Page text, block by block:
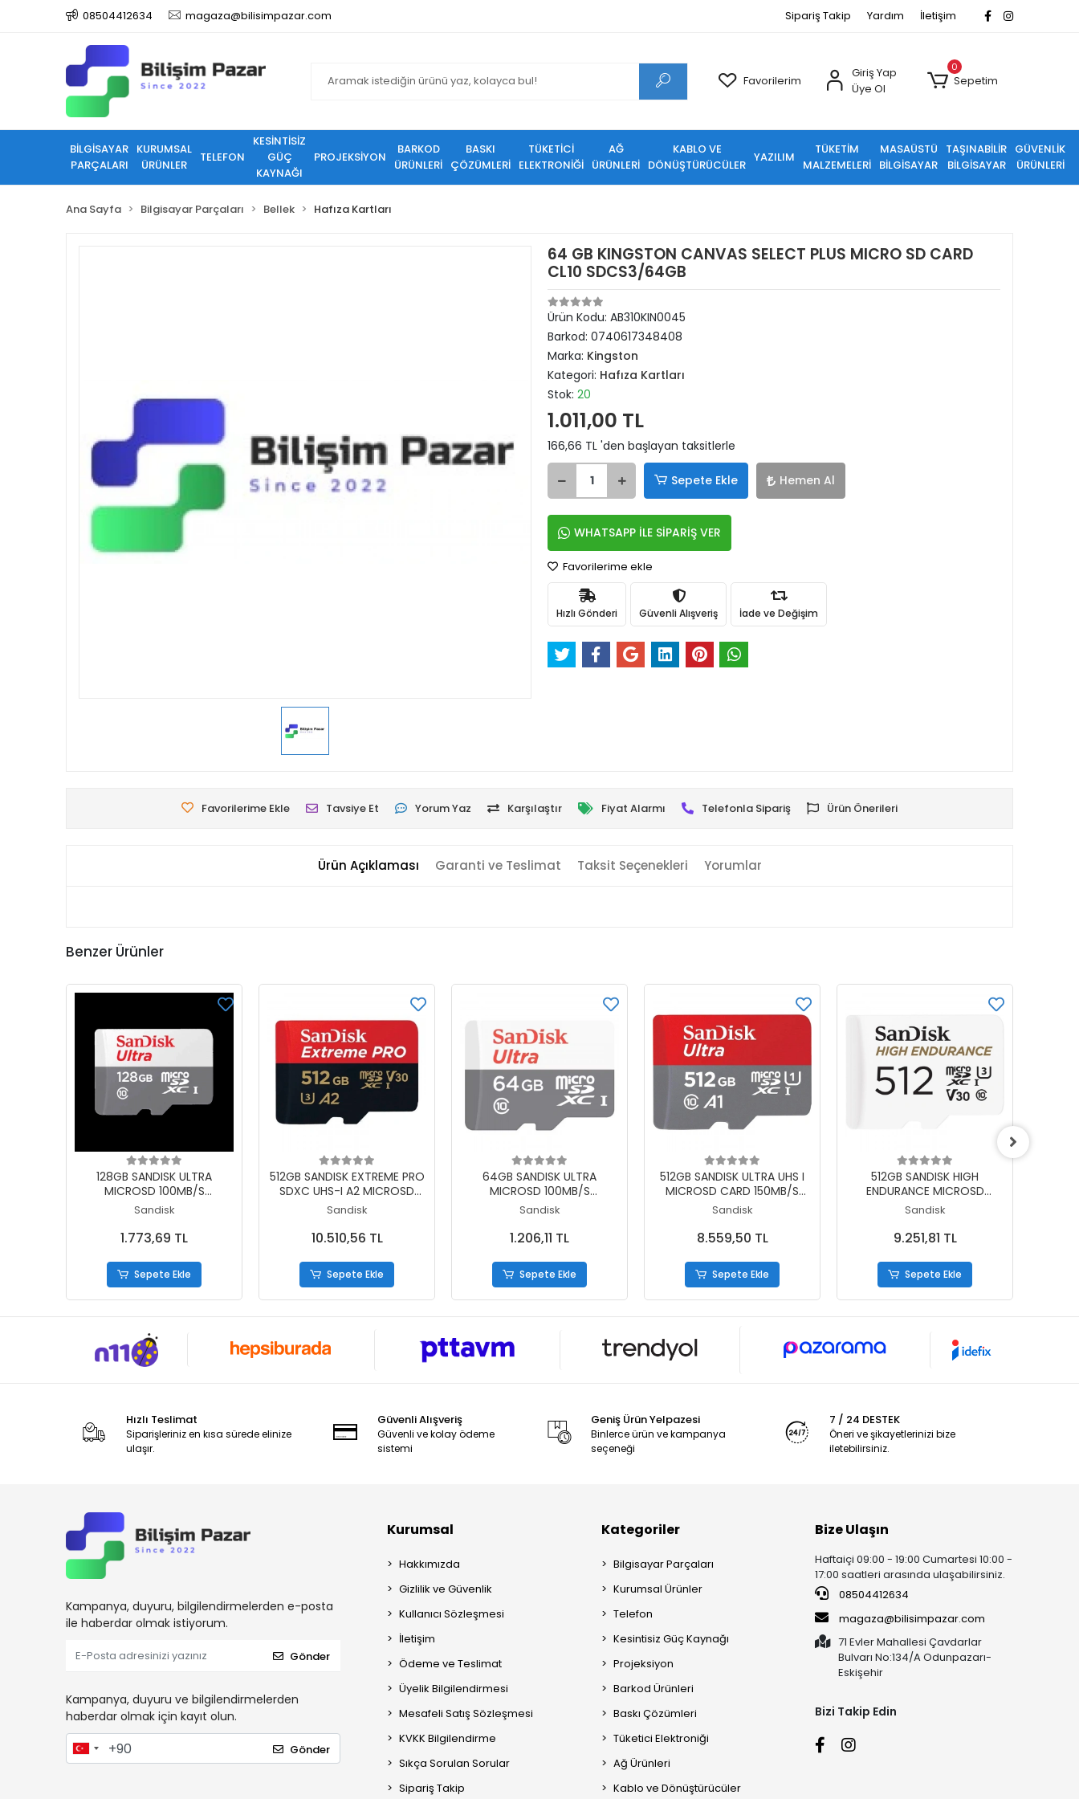
08504412634 magaza@bilisimpazar.com Sipariş Takip Yardım İletişim
Favorilerim
Giriş Yap
Üye Ol
0
Sepetim
BİLGİSAYAR
PARÇALARI
KURUMSAL
ÜRÜNLER
TELEFON
KESİNTİSİZ
GÜÇ
KAYNAĞI
PROJEKSİYON
BARKOD
ÜRÜNLERİ
BASKI
ÇÖZÜMLERİ
TÜKETİCİ
ELEKTRONİĞİ
AĞ
ÜRÜNLERİ
KABLO VE
DÖNÜŞTÜRÜCÜLER
YAZILIM
TÜKETİM
MALZEMELERİ
MASAÜSTÜ
BİLGİSAYAR
TAŞINABİLİR
BİLGİSAYAR
GÜVENLİK
ÜRÜNLERİ
Ana Sayfa Bilgisayar Parçaları Bellek Hafıza Kartları
64 GB KINGSTON CANVAS SELECT PLUS MICRO SD CARD
CL10 SDCS3/64GB
Ürün Kodu: AB310KIN0045
Barkod: 0740617348408
Marka: Kingston
Kategori: Hafıza Kartları
Stok: 20
1.011,00 TL
166,66 TL 'den başlayan taksitlerle
Sepete Ekle Hemen Al
WHATSAPP İLE SİPARİŞ VER
Favorilerime ekle
Hızlı Gönderi Güvenli Alışveriş İade ve Değişim
Favorilerime Ekle Tavsiye Et Yorum Yaz Karşılaştır Fiyat Alarmı Telefonla Sipariş Ürün Önerileri
Ürün Açıklaması Garanti ve Teslimat Taksit Seçenekleri Yorumlar
Benzer Ürünler
Sepete Ekle
128GB SANDISK ULTRA
MICROSD 100MB/S
SDSQUNR-128G-GN6MN
Sandisk
1.773,69 TL
Sepete Ekle
Sepete Ekle
512GB SANDISK EXTREME PRO
SDXC UHS-I A2 MICROSD
SDSQXCD-512G-GN6MA
Sandisk
10.510,56 TL
Sepete Ekle
Sepete Ekle
64GB SANDISK ULTRA
MICROSD 100MB/S
SDSQUNR-064G-GN3MN
Sandisk
1.206,11 TL
Sepete Ekle
Sepete Ekle
512GB SANDISK ULTRA UHS I
MICROSD CARD 150MB/S
SDSQUAC-512G-GN6MN
Sandisk
8.559,50 TL
Sepete Ekle
Sepete Ekle
512GB SANDISK HIGH
ENDURANCE MICROSD
100MB/S SDSQQNR-512G-
Sandisk
9.251,81 TL
Sepete Ekle
Hızlı Teslimat
Siparişleriniz en kısa sürede elinize
ulaşır.
Güvenli Alışveriş
Güvenli ve kolay ödeme
sistemi
Geniş Ürün Yelpazesi
Binlerce ürün ve kampanya
seçeneği
7 / 24 DESTEK
Öneri ve şikayetlerinizi bize
iletebilirsiniz.
Kampanya, duyuru, bilgilendirmelerden e-posta
ile haberdar olmak istiyorum.
Gönder
Kampanya, duyuru ve bilgilendirmelerden
haberdar olmak için kayıt olun.
Gönder
Kurumsal
Hakkımızda
Gizlilik ve Güvenlik
Kullanıcı Sözleşmesi
İletişim
Ödeme ve Teslimat
Üyelik Bilgilendirmesi
Mesafeli Satış Sözleşmesi
KVKK Bilgilendirme
Sıkça Sorulan Sorular
Sipariş Takip
Kategoriler
Bilgisayar Parçaları
Kurumsal Ürünler
Telefon
Kesintisiz Güç Kaynağı
Projeksiyon
Barkod Ürünleri
Baskı Çözümleri
Tüketici Elektroniği
Ağ Ürünleri
Kablo ve Dönüştürücüler
Bize Ulaşın
Haftaiçi 09:00 - 19:00 Cumartesi 10:00 -
17:00 saatleri arasında ulaşabilirsiniz.
08504412634
magaza@bilisimpazar.com
71 Evler Mahallesi Çavdarlar
Bulvarı No:134/A Odunpazarı-
Eskişehir
Bizi Takip Edin